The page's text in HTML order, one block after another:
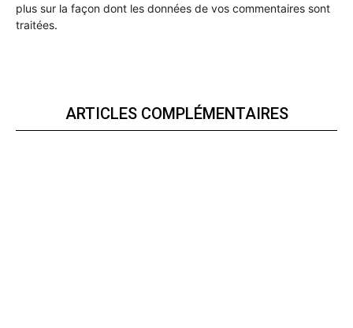
plus sur la façon dont les données de vos commentaires sont
traitées.
ARTICLES COMPLÉMENTAIRES